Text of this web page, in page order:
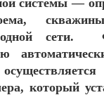
системы —
сети.
который